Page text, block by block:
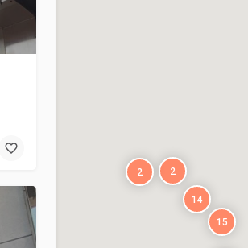
15
14
2
2